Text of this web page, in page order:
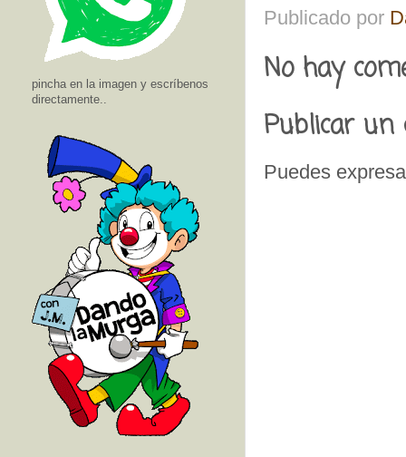
Publicado por
No hay
Publicar
Puedes
pincha en la imagen y escríbenos
directamente..